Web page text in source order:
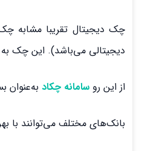
چک دیجیتال تقریبا مشابه
دیجیتالی می‌باشد). این چک
از این رو سامانه چکاد به‌عنوان
بانک‌های مختلف می‌توانند با